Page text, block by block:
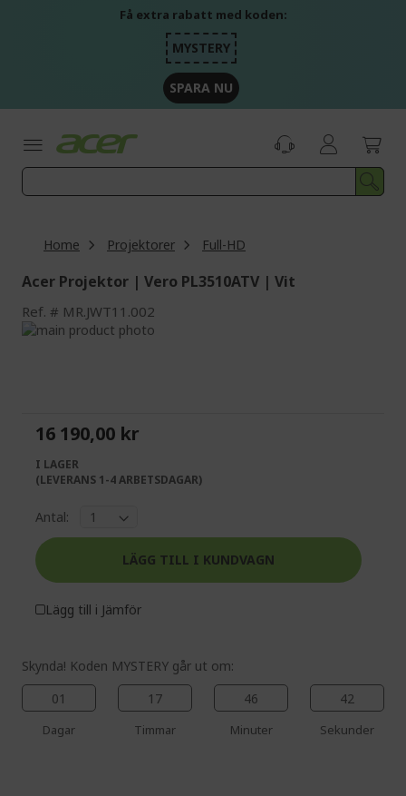
Få extra rabatt med koden:
MYSTERY
SPARA NU
Home Projektorer Full-HD
Acer Projektor | Vero PL3510ATV | Vit
Ref. MR.JWT11.002
Skip
images
gallery
the
images
gallery
Skynda! Koden MYSTERY går ut om:
01
Dagar
17
Timmar
46
Minuter
42
Sekunder
16 190,00 kr
I LAGER
(LEVERANS 1-4 ARBETSDAGAR)
Antal:
LÄGG TILL I KUNDVAGN
Lägg till i Jämför